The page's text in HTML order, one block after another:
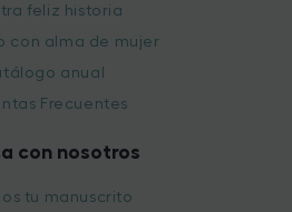
feliz historia
con alma de mujer
anual
Frecuentes
con nosotros
tu manuscrito